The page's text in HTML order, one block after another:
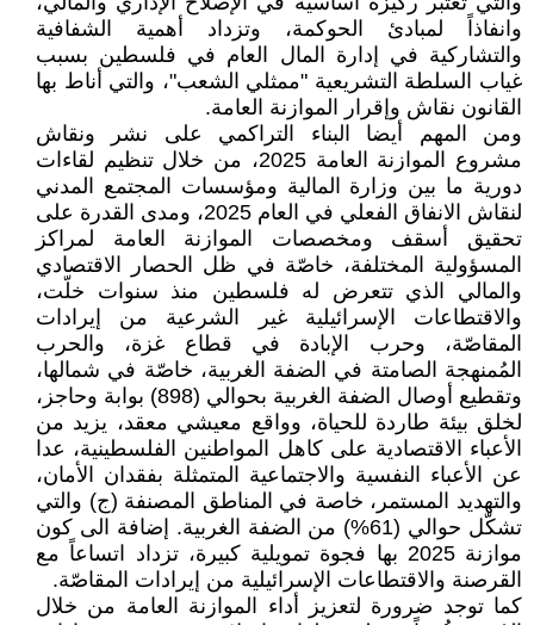
وانفاذاً لمبادئ الحوكمة، وتزداد أهمية الشفافية
والتشاركية في إدارة المال العام في فلسطين بسبب
غياب السلطة التشريعية "ممثلي الشعب"، والتي أناط بها
القانون نقاش وإقرار الموازنة العامة.
ومن المهم أيضا البناء التراكمي على نشر ونقاش
مشروع الموازنة العامة 2025، من خلال تنظيم لقاءات
دورية ما بين وزارة المالية ومؤسسات المجتمع المدني
لنقاش الانفاق الفعلي في العام 2025، ومدى القدرة على
تحقيق أسقف ومخصصات الموازنة العامة لمراكز
المسؤولية المختلفة، خاصّة في ظل الحصار الاقتصادي
والمالي الذي تتعرض له فلسطين منذ سنوات خلّت،
والاقتطاعات الإسرائيلية غير الشرعية من إيرادات
المقاصّة، وحرب الإبادة في قطاع غزة، والحرب
المُمنهجة الصامتة في الضفة الغربية، خاصّة في شمالها،
وتقطيع أوصال الضفة الغربية بحوالي (898) بوابة وحاجز،
لخلق بيئة طاردة للحياة، وواقع معيشي معقد، يزيد من
الأعباء الاقتصادية على كاهل المواطنين الفلسطينية، عدا
عن الأعباء النفسية والاجتماعية المتمثلة بفقدان الأمان،
والتهديد المستمر، خاصة في المناطق المصنفة (ج) والتي
تشكّل حوالي (61%) من الضفة الغربية. إضافة الى كون
موازنة 2025 بها فجوة تمويلية كبيرة، تزداد اتساعاً مع
القرصنة والاقتطاعات الإسرائيلية من إيرادات المقاصّة.
كما توجد ضرورة لتعزيز أداء الموازنة العامة من خلال